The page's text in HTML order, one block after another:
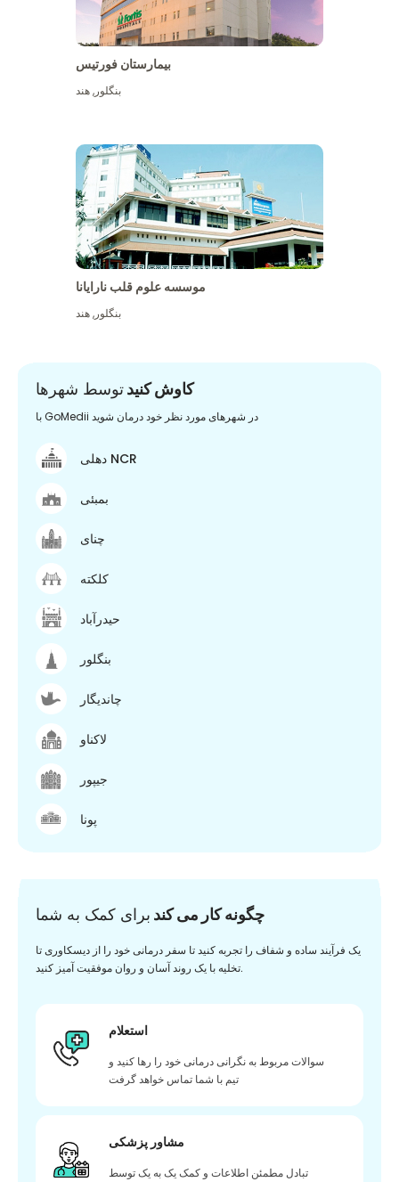
بیمارستان فورتیس
بنگلور,هند
موسسه علوم قلب نارایانا
بنگلور,هند
کاوش کنیدتوسط شهرها
با GoMedii در شهرهای مورد نظر خود درمان شوید
دهلی NCR
بمبئی
چنای
کلکته
حیدرآباد
بنگلور
چاندیگار
لاکناو
جیپور
پونا
چگونه کار می کند برای کمک به شما
یک فرآیند ساده و شفاف را تجربه کنید تا سفر درمانی خود را از دیسکاوری تا
تخلیه با یک روند آسان و روان موفقیت آمیز کنید.
استعلام
سوالات مربوط به نگرانی درمانی خود را رها کنید و
تیم با شما تماس خواهد گرفت
مشاور پزشکی
تبادل مطمئن اطلاعات و کمک یک به یک توسط